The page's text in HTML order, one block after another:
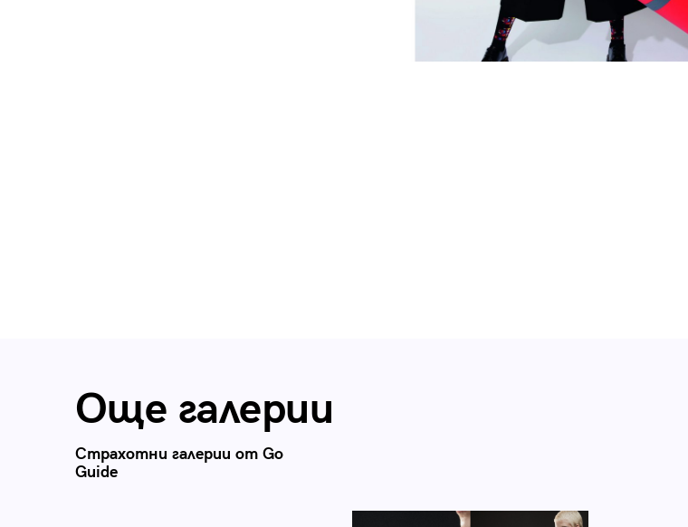
Още галерии
Страхотни галерии от Go
Guide